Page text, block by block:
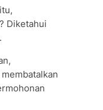
Diketahui